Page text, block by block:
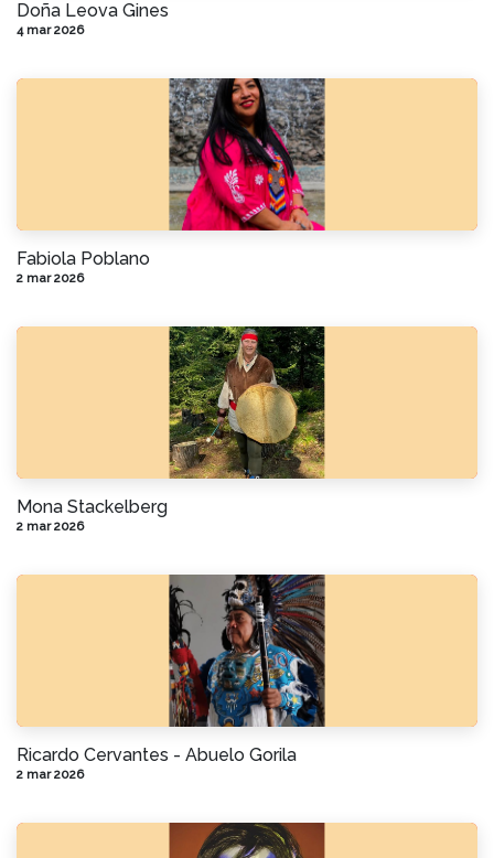
Doña Leova Gines
4 mar 2026
Fabiola Poblano
2 mar 2026
Mona Stackelberg
2 mar 2026
Ricardo Cervantes - Abuelo Gorila
2 mar 2026